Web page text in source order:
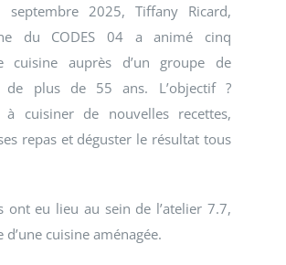
2025, Tiffany Ricard,
du CODES 04 a animé cinq
cuisine auprès d’un groupe de
de plus de 55 ans. L’objectif ?
à cuisiner de nouvelles recettes,
repas et déguster le résultat tous
ont eu lieu au sein de l’atelier 7.7,
d’une cuisine aménagée.